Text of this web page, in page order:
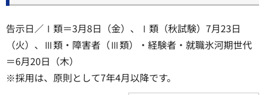
告示日／Ⅰ類＝3月8日（金）、Ⅰ類（秋試験）7月23日
（火）、Ⅲ類・障害者（Ⅲ類）・経験者・就職氷河期世代
＝6月20日（木）
※採用は、原則として7年4月以降です。